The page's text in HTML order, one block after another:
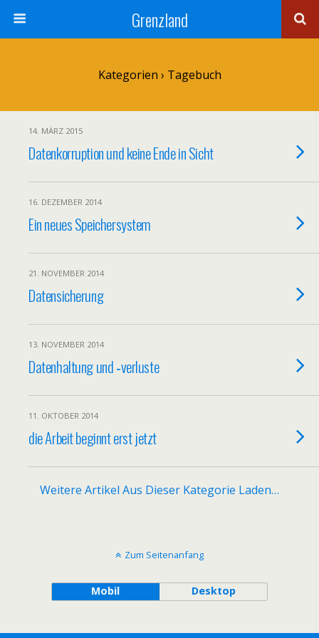
Grenzland
Kategorien › Tagebuch
14. MÄRZ 2015
Datenkorruption und keine Ende in Sicht
16. DEZEMBER 2014
Ein neues Speichersystem
21. NOVEMBER 2014
Datensicherung
13. NOVEMBER 2014
Datenhaltung und ‑verluste
11. OKTOBER 2014
die Arbeit beginnt erst jetzt
Weitere Artikel Aus Dieser Kategorie Laden…
Zum Seitenanfang
Mobil Desktop